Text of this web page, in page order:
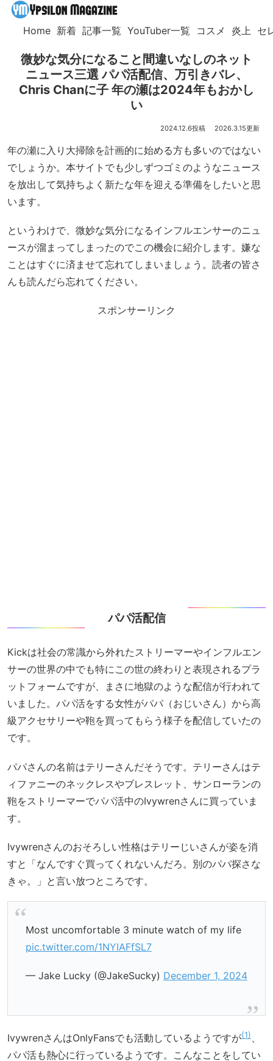
Home 新着 記事一覧 YouTuber一覧 コスメ 炎上 セ
微妙な気分になること間違いなしのネット
ニュース三選 パパ活配信、万引きバレ、
Chris Chanに子 年の瀬は2024年もおかし
い
2024.12.6 2026.3.15
年の瀬に入り大掃除を計画的に始める方も多いのではない
でしょうか。本サイトでも少しずつゴミのようなニュース
を放出して気持ちよく新たな年を迎える準備をしたいと思
います。
というわけで、微妙な気分になるインフルエンサーのニュ
ースが溜まってしまったのでこの機会に紹介します。嫌な
ことはすぐに済ませて忘れてしまいましょう。読者の皆さ
んも読んだら忘れてください。
スポンサーリンク
パパ活配信
Kickは社会の常識から外れたストリーマーやインフルエン
サーの世界の中でも特にこの世の終わりと表現されるプラ
ットフォームですが、まさに地獄のような配信が行われて
いました。パパ活をする女性がパパ（おじいさん）から高
級アクセサリーや鞄を買ってもらう様子を配信していたの
です。
パパさんの名前はテリーさんだそうです。テリーさんはテ
ィファニーのネックレスやブレスレット、サンローランの
鞄をストリーマーでパパ活中のIvywrenさんに買っていま
す。
Ivywrenさんのおそろしい性格はテリーじいさんが姿を消
すと「なんですぐ買ってくれないんだろ。別のパパ探さな
きゃ。」と言い放つところです。
Most uncomfortable 3 minute watch of my life
pic.twitter.com/1NYIAFfSL7
— Jake Lucky (@JakeSucky) December 1, 2024
IvywrenさんはOnlyFansでも活動しているようですが 1
パパ活も熱心に行っているようです。こんなことをしてい